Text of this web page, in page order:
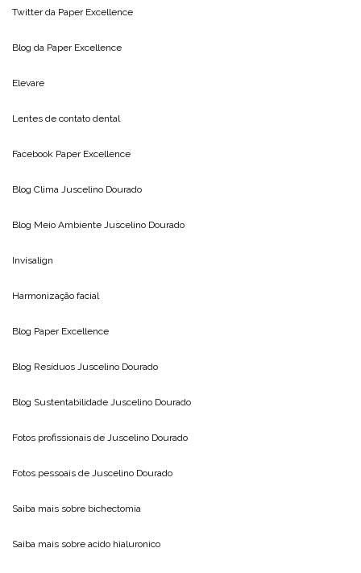
Twitter da Paper Excellence
Blog da Paper Excellence
Elevare
Lentes de contato dental
Facebook Paper Excellence
Blog Clima Juscelino Dourado
Blog Meio Ambiente Juscelino Dourado
Invisalign
Harmonização facial
Blog Paper Excellence
Blog Resíduos Juscelino Dourado
Blog Sustentabilidade Juscelino Dourado
Fotos profissionais de Juscelino Dourado
Fotos pessoais de Juscelino Dourado
Saiba mais sobre bichectomia
Saiba mais sobre acido hialuronico